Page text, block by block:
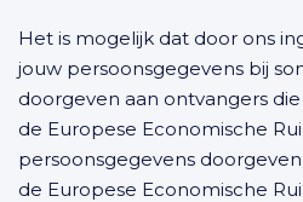
Het is mogelijk dat door ons
jouw persoonsgegevens bij
doorgeven aan ontvangers
de Europese Economische
persoonsgegevens
de Europese Economische